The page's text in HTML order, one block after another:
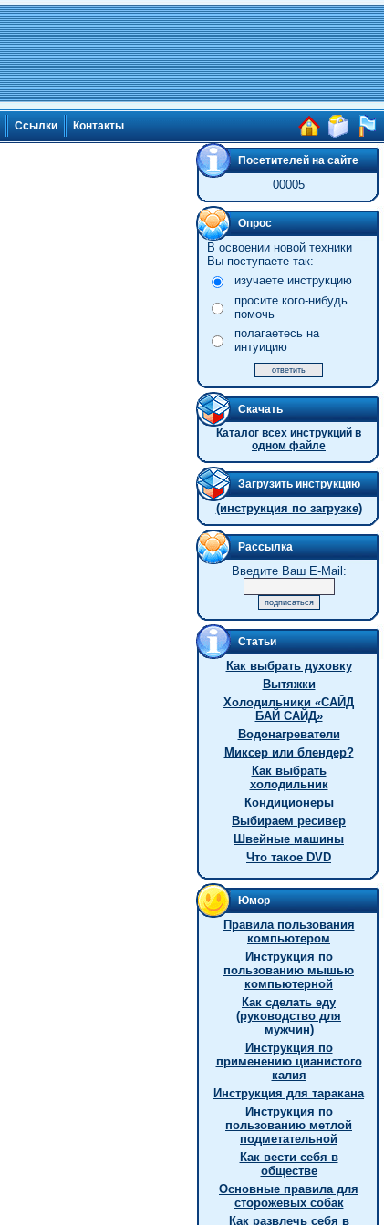
Ссылки Контакты
Посетителей на сайте
00005
Опрос
В освоении новой техники
Вы поступаете так:
изучаете инструкцию
просите кого-нибудь
помочь
полагаетесь на
интуицию
Скачать
Каталог всех инструкций в
одном файле
Загрузить инструкцию
(инструкция по загрузке)
Рассылка
Введите Ваш E-Mail:
Статьи
Как выбрать духовку
Вытяжки
Холодильники «САЙД
БАЙ САЙД»
Водонагреватели
Миксер или блендер?
Как выбрать
холодильник
Кондиционеры
Выбираем ресивер
Швейные машины
Что такое DVD
Юмор
Правила пользования
компьютером
Инструкция по
пользованию мышью
компьютерной
Как сделать еду
(руководство для
мужчин)
Инстpукция по
пpименению цианистого
калия
Инструкция для таракана
Инструкция по
пользованию метлой
подметательной
Как вести себя в
обществе
Основные правила для
сторожевых собак
Как развлечь себя в